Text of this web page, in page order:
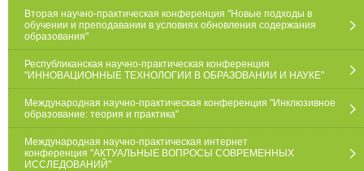
Вторая научно-практическая конференция "Новые подходы в
обучении и преподавании в условиях обновления содержания
образования"
Республиканская научно-практическая конференция
"ИННОВАЦИОННЫЕ ТЕХНОЛОГИИ В ОБРАЗОВАНИИ И НАУКЕ"
Международная научно-практическая конференция "Инклюзивное
образование: теория и практика"
Международная научно-практическая интернет
конференция "АКТУАЛЬНЫЕ ВОПРОСЫ СОВРЕМЕННЫХ
ИССЛЕДОВАНИЙ"